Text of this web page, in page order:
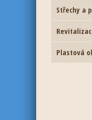
Střechy a
Plastová